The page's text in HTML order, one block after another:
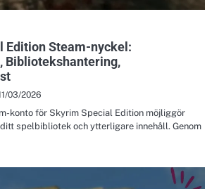
Edition Steam-nyckel:
Bibliotekshantering,
03/2026
konto för Skyrim Special Edition möjliggör
spelbibliotek och ytterligare innehåll. Genom